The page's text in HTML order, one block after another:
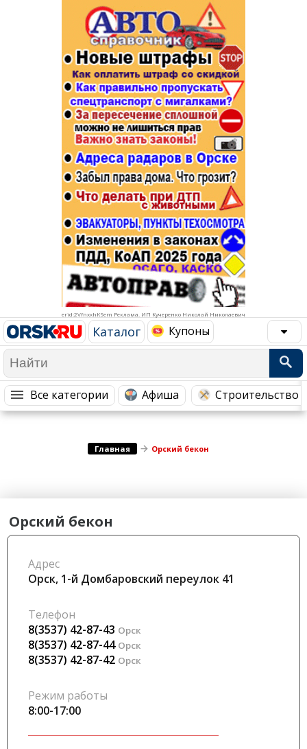
erid:2VfnxxhKSem Реклама. ИП Кучеренко Николай Николаевич
Каталог Купоны
Все категории Афиша Строительство
Афиша
Строительство и ремонт
Авто и мото
Рестораны, кафе, бары
Спорт Фитнес
Недвижимость
Красота Косметология
Медицина Здоровье
Путешествия, Туризм
Гостиницы
Образование
Бытовые услуги
Телекоммуникации и связь
Торговля
Бизнес и финансы
Юристы, Экспертиза, Страхование
Ремонт
Социальные организации
Это интересно
Администрация
Промышленность
Сельское хозяйство
Ветеринария, Зоотовары
Курьерская служба, Службы до...
Популярное →
Строительство и ремонт
Главная Орский бекон
Орский бекон
Адрес
Орск, 1-й Домбаровский переулок 41
Телефон
8(3537) 42-87-43 Орск
8(3537) 42-87-44 Орск
8(3537) 42-87-42 Орск
Режим работы
8:00-17:00